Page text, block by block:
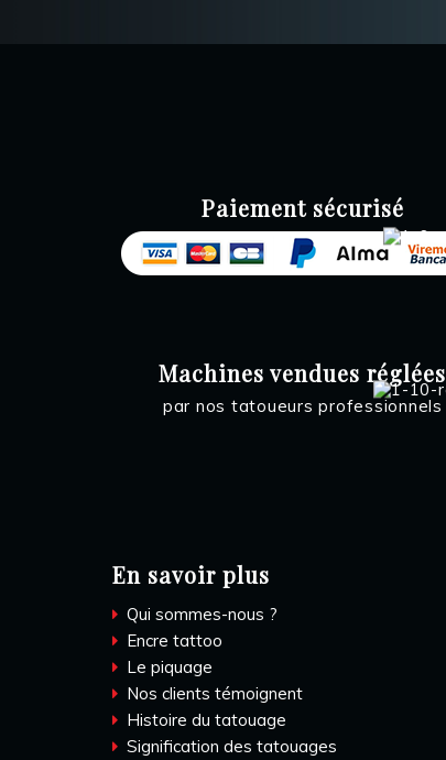
Paiement sécurisé
Machines vendues réglées
par nos tatoueurs professionnels
En savoir plus
Qui sommes-nous ?
Encre tattoo
Le piquage
Nos clients témoignent
Histoire du tatouage
Signification des tatouages